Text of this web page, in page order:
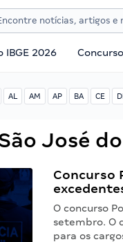
IBGE 2026
AL AM AP BA CE
José
Concurso
O concurso
setembro. O
para os